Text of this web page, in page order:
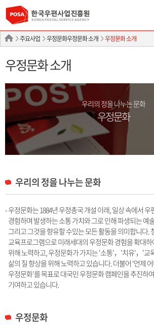
주요사업 우정문화우정문화 소개 우정문화 소개
우정문화 소개
우리의 정을 나누는 문화
우정문화
우리의 정을 나누는 문화
- 우정문화는 1884년 우정총국 개설 이래, 일상 속에서 우
경험하며 발생하는 소통 가치와 그로 인해 파생되는 예
그리고 그것을 향유할 수있는 모든 활동을 의미합니다.
교육프로그램으로 미래세대의 우정문화 경험을 확대
위해 노력하고, 우정문화가 가지는 '소통'，'치유'，'교
삶의 질 향상을 위해 노력하고 있습니다. 더불어 ‘언제
우정문화’를 목표로 대국민 우정문화 캠페인을 추진하
기여하고 있습니다.
우정문화